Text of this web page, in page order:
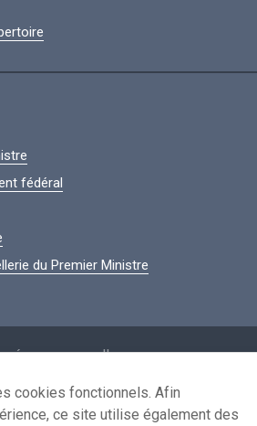
fédéral
du Premier Ministre
personnelles
de réutilisation
Contactez-nous
cookies fonctionnels. Afin
ce site utilise également des